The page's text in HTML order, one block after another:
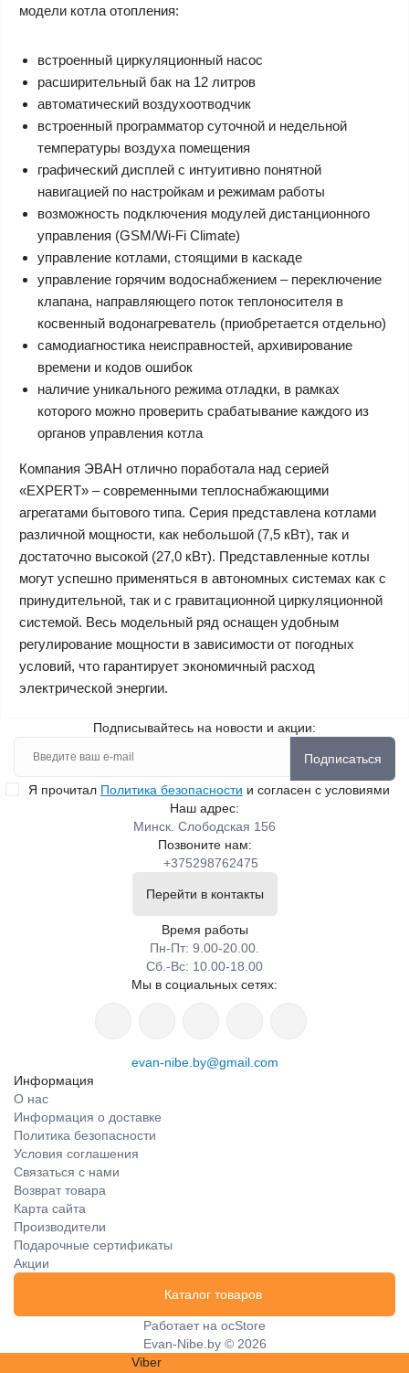
модели котла отопления:
встроенный циркуляционный насос
расширительный бак на 12 литров
автоматический воздухоотводчик
встроенный программатор суточной и недельной
температуры воздуха помещения
графический дисплей с интуитивно понятной
навигацией по настройкам и режимам работы
возможность подключения модулей дистанционного
управления (GSM/Wi-Fi Climate)
управление котлами, стоящими в каскаде
управление горячим водоснабжением – переключение
клапана, направляющего поток теплоносителя в
косвенный водонагреватель (приобретается отдельно)
самодиагностика неисправностей, архивирование
времени и кодов ошибок
наличие уникального режима отладки, в рамках
которого можно проверить срабатывание каждого из
органов управления котла
Компания ЭВАН отлично поработала над серией
«EXPERT» – современными теплоснабжающими
агрегатами бытового типа. Серия представлена котлами
различной мощности, как небольшой (7,5 кВт), так и
достаточно высокой (27,0 кВт). Представленные котлы
могут успешно применяться в автономных системах как с
принудительной, так и с гравитационной циркуляционной
системой. Весь модельный ряд оснащен удобным
регулирование мощности в зависимости от погодных
условий, что гарантирует экономичный расход
электрической энергии.
Подписывайтесь на новости и акции:
Подписаться
Я прочитал Политика безопасности и согласен с условиями
Наш адрес:
Минск. Слободская 156
Позвоните нам:
+375298762475
Перейти в контакты
Время работы
Пн-Пт: 9.00-20.00.
Сб.-Вс: 10.00-18.00
Мы в социальных сетях:
evan-nibe.by@gmail.com
Информация
О нас
Информация о доставке
Политика безопасности
Условия соглашения
Связаться с нами
Возврат товара
Карта сайта
Производители
Подарочные сертификаты
Акции
Каталог товаров
Работает на ocStore
Evan-Nibe.by © 2026
Viber